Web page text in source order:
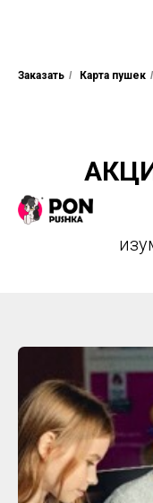
Заказать / Карта пушек /